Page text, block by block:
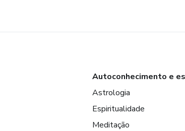
Autoconhecimento e
Astrologia
Espiritualidade
Meditação